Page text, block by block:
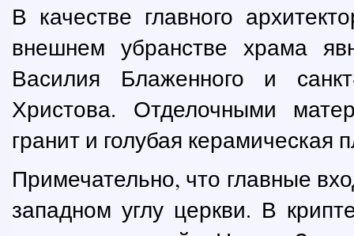
В качестве главного
внешнем убранстве храма
Василия Блаженного и
Христова. Отделочными
гранит и голубая керамическая
Примечательно, что главные
западном углу церкви. В